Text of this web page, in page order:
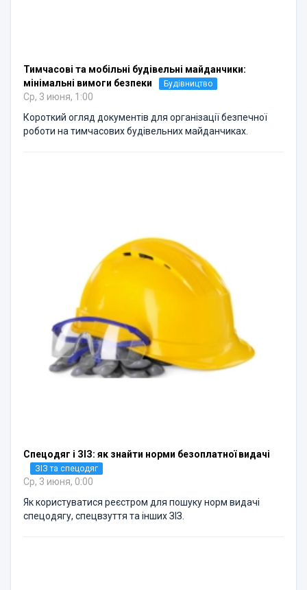
Тимчасові та мобільні будівельні майданчики:
мінімальні вимоги безпеки
Будівництво
Ср, 3 июня, 1:00
Короткий огляд документів для організації безпечної
роботи на тимчасових будівельних майданчиках.
Спецодяг і ЗІЗ: як знайти норми безоплатної видачі
ЗІЗ та спецодяг
Ср, 3 июня, 0:00
Як користуватися реєстром для пошуку норм видачі
спецодягу, спецвзуття та інших ЗІЗ.